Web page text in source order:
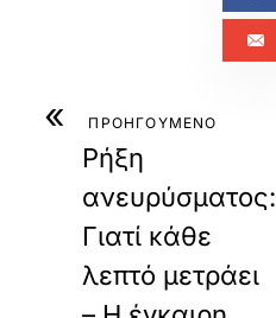
« ΠΡΟΗΓΟΥΜΕΝΟ
Ρήξη
ανευρύσματος:
Γιατί κάθε
λεπτό μετράει